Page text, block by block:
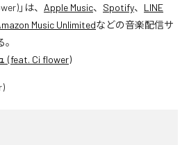
」は、 Apple Music、 Spotify、 LINE
Music Unlimitedなどの音楽配信サ
(feat. Ci flower)